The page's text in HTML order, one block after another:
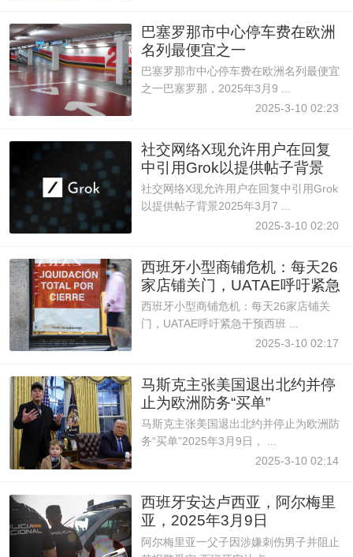
巴塞罗那市中心停车费在欧洲
名列最便宜之一
巴塞罗那市中心停车费在欧洲名列最便宜
之一巴塞罗那，2025年3月9 ...
2025-3-10 02:23
社交网络X现允许用户在回复
中引用Grok以提供帖子背景
社交网络X现允许用户在回复中引用Grok
以提供帖子背景2025年3月7 ...
2025-3-10 02:20
西班牙小型商铺危机：每天26
家店铺关门，UATAE呼吁紧急
干预
西班牙小型商铺危机：每天26家店铺关
门，UATAE呼吁紧急干预西班 ...
2025-3-10 02:17
马斯克主张美国退出北约并停
止为欧洲防务“买单”
马斯克主张美国退出北约并停止为欧洲防
务“买单”2025年3月9日， ...
2025-3-10 02:14
西班牙安达卢西亚，阿尔梅里
亚，2025年3月9日
阿尔梅里亚一父子因涉嫌刺伤男子并阻止